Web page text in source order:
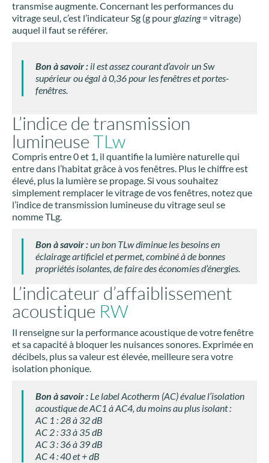
transmise augmente. Concernant les performances du
vitrage seul, c’est l’indicateur Sg (g pour glazing= vitrage)
auquel il faut se référer.
Bon à savoir : il est assez courant d’avoir un Sw
supérieur ou égal à 0,36 pour les fenêtres et portes-
fenêtres.
L’indice de transmission
lumineuseTLw
Compris entre 0 et 1, il quantifie la lumière naturelle qui
entre dans l’habitat grâce à vos fenêtres. Plus le chiffre est
élevé, plus la lumière se propage. Si vous souhaitez
simplement remplacer le vitrage de vos fenêtres, notez que
l’indice de transmission lumineuse du vitrage seul se
nomme TLg.
Bon à savoir :un bon TLw diminue les besoins en
éclairage artificiel et permet, combiné à de bonnes
propriétés isolantes, de faire des économies d’énergies.
L’indicateur d’affaiblissement
acoustique RW
Il renseigne sur la performance acoustique de votre fenêtre
et sa capacité à bloquer les nuisances sonores. Exprimée en
décibels, plus sa valeur est élevée, meilleure sera votre
isolation phonique.
Bon à savoir : Le label Acotherm (AC) évalue l’isolation
acoustique de AC1 à AC4, du moins au plus isolant :
AC 1 : 28 à 32 dB
AC 2 : 33 à 35 dB
AC 3 : 36 à 39 dB
AC 4 :40 et + dB